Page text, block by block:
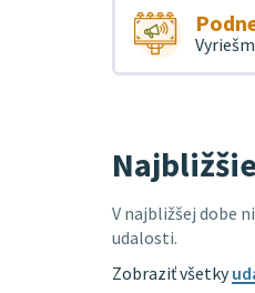
V najbližšej dobe
udalosti.
Zobraziť všetky